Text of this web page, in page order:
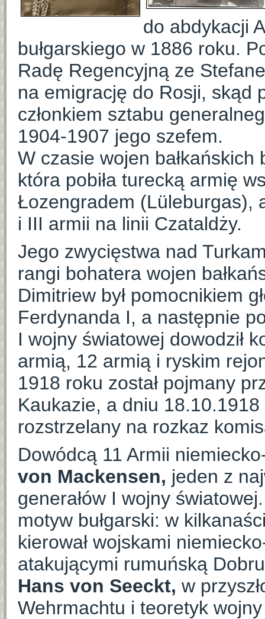
do abdykacji
bułgarskiego w 1886 roku.
Radę Regencyjną ze
na emigrację do Rosji, skąd
członkiem sztabu
1904-1907 jego szefem.
W czasie wojen bałkańskich
która pobiła turecką armię
Łozengradem (Lüleburgas),
i III armii na linii Czataldży.
Jego zwycięstwa nad
rangi bohatera wojen
Dimitriew był pomocnikiem
Ferdynanda I, a następnie
I wojny światowej dowodził
armią, 12 armią i ryskim
1918 roku został pojmany
Kaukazie, a dniu
rozstrzelany na rozkaz
Dowódcą 11 Armii
von Mackensen, jeden z
generałów I wojny
motyw bułgarski: w
kierował wojskami
atakującymi rumuńską
Hans von Seeckt, w
Wehrmachtu i teoretyk wojny